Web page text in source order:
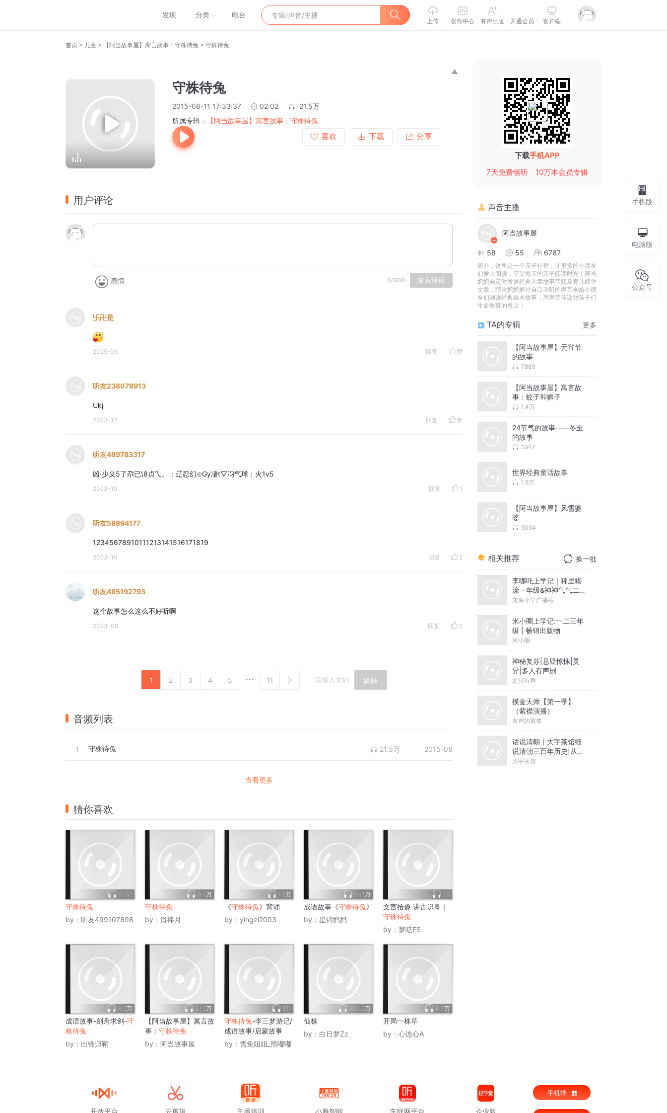
发现 分类 电台
上传 创作中心 有声出版 开通会员 客户端
首页 > 儿童 > 【阿当故事屋】寓言故事：守株待兔 > 守株待兔
守株待兔
2015-08-11 17:33:37 02:02
21.5万
所属专辑：
【阿当故事屋】寓言故事：守株待兔
喜欢
下载 分享
用户评论
表情 0/300 发表评论
卐卍是
2025-06 回复 赞
听友238078913
Ukj
2023-12 回复 赞
听友489783317
凶·少义5了尕已\8贞乀。：辽忍幻⊙Gy凄t▽闷气球：火1v5
2023-10 回复 1
听友58894177
12345678910111213141516171819
2023-10 回复 2
听友485192793
这个故事怎么这么不好听啊
2023-09 回复 3
1 2 3 4 5 11 跳转
音频列表
1 守株待兔 21.5万 2015-08
查看更多
猜你喜欢
2248
守株待兔
by： 听友499107898
9.7万
守株待兔
by： 肖捧月
1.2万
《守株待兔》背诵
by： yingzi2003
54.1万
成语故事《守株待兔》
by： 星锜妈妈
63
文言拾趣·讲古识粤｜
守株待兔
by： 梦呓FS
8.2万
成语故事-刻舟求剑-守
株待兔
by： 出锋归鞘
21.5万
【阿当故事屋】寓言故
事： 守株待兔
by： 阿当故事屋
811
守株待兔-李三梦游记/
成语故事/启蒙故事
by： 雪兔姐姐_熊嘟嘟
382.5万
仙株
by： 白日梦Zz
6.7万
开局一株草
by： 心连心A
下载手机APP
7天免费畅听
10万本会员专辑
声音主播
阿当故事屋
58 55 6787
简介： 这里是一个亲子社群，让更多的小朋友
们爱上阅读，享受每天的亲子阅读时光！阿当
妈妈会定时发送经典儿童故事音频及育儿精华
文章，阿当妈妈通过自己动听的声音来给小朋
友们诵读经典绘本故事，用声音传递对孩子们
生命教育的意义！
TA的专辑 更多
【阿当故事屋】元宵节
的故事
7889
【阿当故事屋】寓言故
事：蚊子和狮子
1.4万
24节气的故事——冬至
的故事
3917
世界经典童话故事
1.6万
【阿当故事屋】风雪婆
婆
5054
相关推荐 换一批
李哪吒上学记｜稀里糊
涂一年级&神神气气二年
级
东海小学广播站
米小圈上学记:一二三年
级 | 畅销出版物
米小圈
神秘复苏|悬疑惊悚|灵
异|多人有声剧
北冥有声
摸金天师【第一季】
（紫襟演播）
有声的紫襟
话说清朝丨大宇茶馆细
说清朝三百年历史|从努
尔哈赤到末代皇帝溥仪|
大宇茶馆
手机版
电脑版
公众号
开放平台 云剪辑 主播培训 小雅智能 车联网平台 企业版
手机端